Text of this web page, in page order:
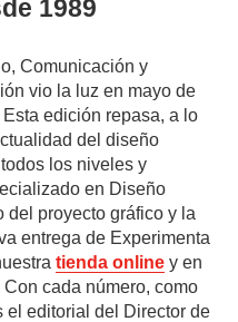
1989
Comunicación y
vio la luz en mayo de
edición repasa, a lo
del diseño
los niveles y
en Diseño
del proyecto gráfico y la
entrega de Experimenta
tienda online y en
cada número, como
el editorial del Director de